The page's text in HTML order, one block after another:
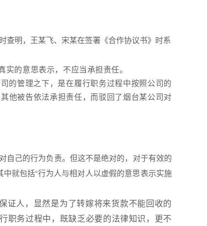
查明，王某飞、宋某在签署《合作协议书》时系
的意思表示，不应当承担责任。
的管理之下，是在履行职务过程中按照公司的
他被告依法承担责任，而驳回了烟台某公司对
自己的行为负责。但这不是绝对的，对于有效的
就包括“行为人与相对人以虚假的意思表示实施
证人，显然是为了转嫁将来货款不能回收的
职务过程中，既缺乏必要的法律知识，更不